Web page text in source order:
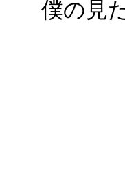
僕の見